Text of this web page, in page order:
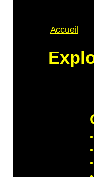
Fil
Accueil